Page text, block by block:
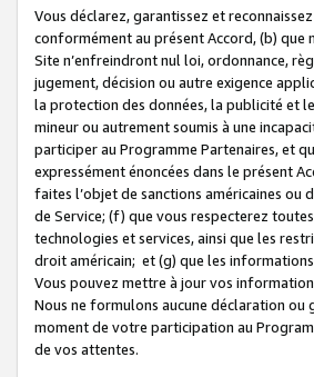
Vous déclarez, garantissez et
conformément au présent Accord, (b)
Site n’enfreindront nul loi, ordonnance,
jugement, décision ou autre exigence
la protection des données, la publicité et
mineur ou autrement soumis à une
participer au Programme Partenaires, et
expressément énoncées dans le présent
faites l’objet de sanctions américaines ou
de Service; (f) que vous respecterez
technologies et services, ainsi que les
droit américain; et (g) que les
Vous pouvez mettre à jour vos
Nous ne formulons aucune déclaration
moment de votre participation au
de vos attentes.